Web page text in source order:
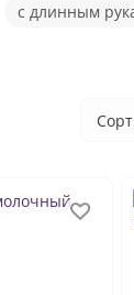
с длинным